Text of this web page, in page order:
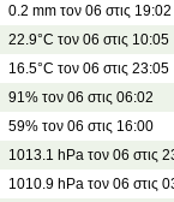
0.2 mm τον 06 στις 19:02
22.9°C τον 06 στις 10:05
16.5°C τον 06 στις 23:05
91% τον 06 στις 06:02
59% τον 06 στις 16:00
1013.1 hPa τον 06 στις
1010.9 hPa τον 06 στις